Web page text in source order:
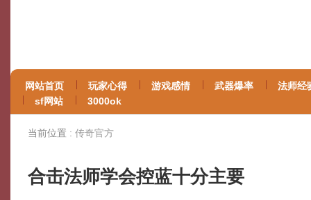
网站首页 玩家心得 游戏感情 武器爆率
法师经
sf网站
3000ok
当前位置 : 传奇官方
合击法师学会控蓝十分主要